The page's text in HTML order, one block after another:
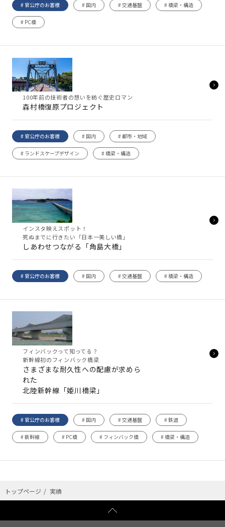
# 官公庁のお客様 # 国内 # 交通基盤 # 橋梁・構造
# PC橋
100年前の技術者の想いを紡ぐ歴史ロマン
森村橋復原プロジェクト
# 官公庁のお客様 # 国内 # 都市・地域
# ランドスケープデザイン # 橋梁・構造
インスタ映えスポット！
死ぬまでに行きたい「日本一美しい橋」
しあわせつながる「角島大橋」
# 官公庁のお客様 # 国内 # 交通基盤 # 橋梁・構造
フィンバックって知ってる？
新幹線初のフィンバック橋梁
さまざまな耐久性への配慮が求めら
れた
北陸新幹線「姫川橋梁」
# 官公庁のお客様 # 国内 # 交通基盤 # 鉄道
# 新幹線 # PC橋 # フィンバック橋 # 橋梁・構造
トップページ 実績